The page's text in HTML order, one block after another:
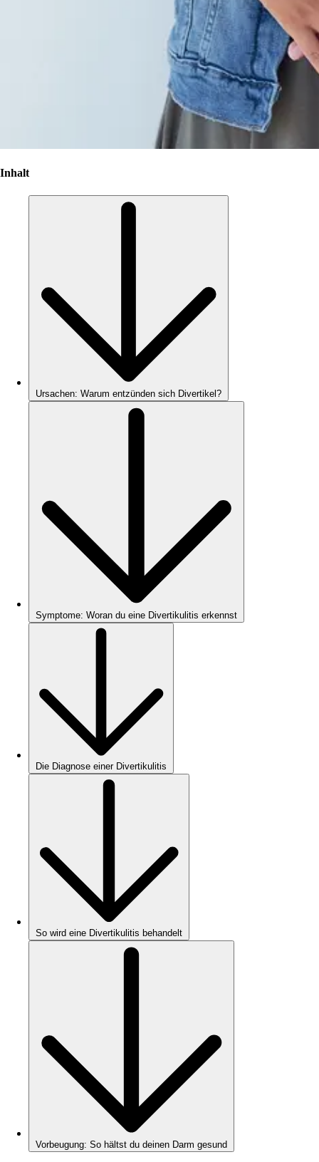
Inhalt
Ursachen: Warum entzünden sich Divertikel?
Symptome: Woran du eine Divertikulitis erkennst
Die Diagnose einer Divertikulitis
So wird eine Divertikulitis behandelt
Vorbeugung: So hältst du deinen Darm gesund